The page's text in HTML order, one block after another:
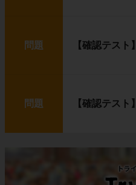
問題 【確認テスト】
問題 【確認テスト】